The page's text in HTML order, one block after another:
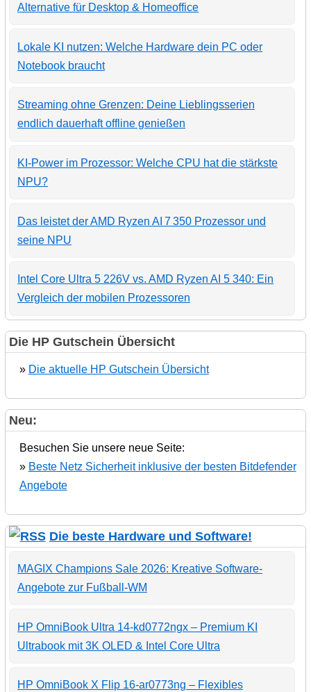
Alternative für Desktop & Homeoffice
Lokale KI nutzen: Welche Hardware dein PC oder
Notebook braucht
Streaming ohne Grenzen: Deine Lieblingsserien
endlich dauerhaft offline genießen
KI-Power im Prozessor: Welche CPU hat die stärkste
NPU?
Das leistet der AMD Ryzen AI 7 350 Prozessor und
seine NPU
Intel Core Ultra 5 226V vs. AMD Ryzen AI 5 340: Ein
Vergleich der mobilen Prozessoren
Die HP Gutschein Übersicht
» Die aktuelle HP Gutschein Übersicht
Neu:
Besuchen Sie unsere neue Seite:
» Beste Netz Sicherheit inklusive der besten Bitdefender
Angebote
Die beste Hardware und Software!
MAGIX Champions Sale 2026: Kreative Software-
Angebote zur Fußball-WM
HP OmniBook Ultra 14-kd0772ngx – Premium KI
Ultrabook mit 3K OLED & Intel Core Ultra
HP OmniBook X Flip 16-ar0773ng – Flexibles